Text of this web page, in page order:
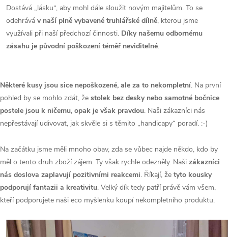
Dostává „lásku“, aby mohl dále sloužit novým majitelům. To se
odehrává v naší plně vybavené truhlářské dílně, kterou jsme
využívali při naší předchozí činnosti. Díky našemu odbornému
zásahu je původní poškození téměř neviditelné.
Některé kusy jsou sice nepoškozené, ale za to nekompletní. Na první
pohled by se mohlo zdát, že stolek bez desky nebo samotné bočnice
postele jsou k ničemu, opak je však pravdou. Naši zákazníci nás
nepřestávají udivovat, jak skvěle si s těmito „handicapy“ poradí. :-)
Na začátku jsme měli mnoho obav, zda se vůbec najde někdo, kdo by
měl o tento druh zboží zájem. Ty však rychle odezněly. Naši zákazníci
nás doslova zaplavují pozitivními reakcemi. Říkají, že tyto kousky
podporují fantazii a kreativitu. Velký dík tedy patří právě vám všem,
kteří podporujete naši eco myšlenku koupí nekompletního produktu.